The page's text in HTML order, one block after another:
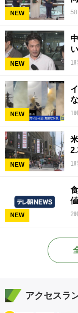
NEW
NEW 1
NEW 1
NEW 1
NEW 2
アクセスラ